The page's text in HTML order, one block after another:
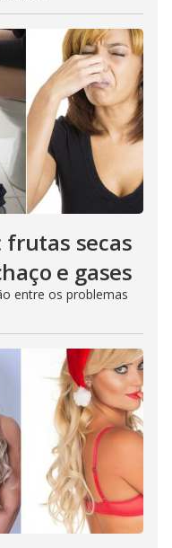
frutas secas
e gases
entre os problemas